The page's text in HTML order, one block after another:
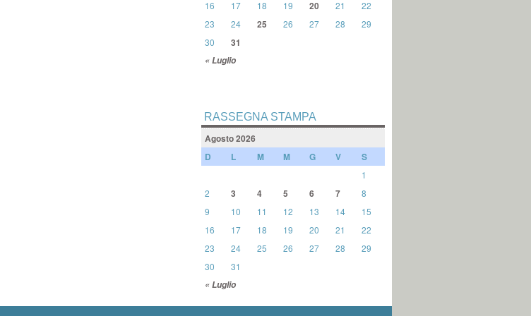
« Luglio
16
17 18 19 20 21
22
23
24 25 26 27 28
29
30
31
RASSEGNA STAMPA
Agosto 2026
D
L M M G V S
« Luglio
1
2
3 4 5 6 7
8
9
10 11 12 13 14
15
16
17 18 19 20 21
22
23
24 25 26 27 28
29
30
31